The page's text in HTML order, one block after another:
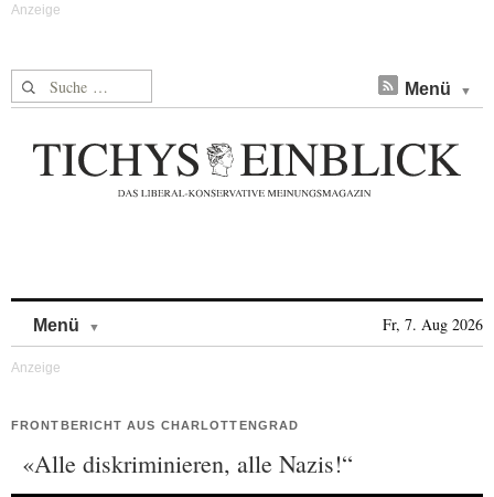
Suche nach: Menü
Menü Fr, 7. Aug 2026
FRONTBERICHT AUS CHARLOTTENGRAD
«Alle diskriminieren, alle Nazis!“